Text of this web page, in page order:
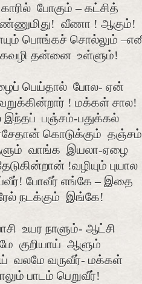
போகும் – கட்சித்
வீணா ! ஆகும்!
பொங்கச் சொல்லும்
தன்னை உள்ளும்!
பெய்தால் போல- ஏன்
! மக்கள் சால!
இந்தப் பஞ்சம்-பதுக்கல்
கொடுக்கும்
வாங்க இயலா-ஏழை
!வழியும் புயால
போவீர் எங்கே – இதை
நடக்கும் இங்கே!
உயர நாளும்- ஆட்சி
குறியாய் ஆளும்
வலமே வருவீர்- மக்கள்
பாடம் பெறுவீர்!